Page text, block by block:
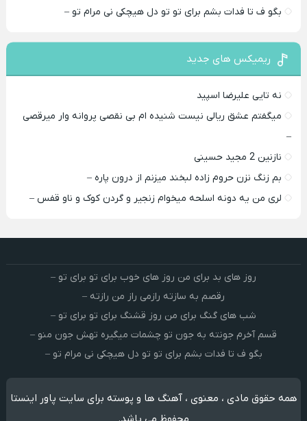
بگو ف تا فدات بشم برای تو تو دل هیچکی نی مرام تو –
ریمیکس های جدید
نه تایی علیرضا اسپید
میگفتم عشق ریالی نیست شنیده ام بی نقصی پروانه وار میرقصی
–
نازنین 2 مجید حسینی
بم زنگ نزن حروم زاده لبخند میزنم از درون پاره –
لری من یه دونه اسلحه میخوام زﻧﺠﻴﺮ و ﮔﺮدن ﻛﻮک و ﻧﺎو ﻗﻔﺲ –
روز های بد برای من روز های خوب برای تو برای تو –
رقصم به سازته رازمی راز من رازته –
شب های گنگ برای من روز قشنگ برای تو برای تو –
قسم آخرم جونته به جون تو چشمات میگیره تهش جون منو –
بگو ف تا فدات بشم برای تو تو دل هیچکی نی مرام تو –
همه حقوق مادی ، معنوی ، آهنگ ها و پوسته برای سایت پاور اینستا